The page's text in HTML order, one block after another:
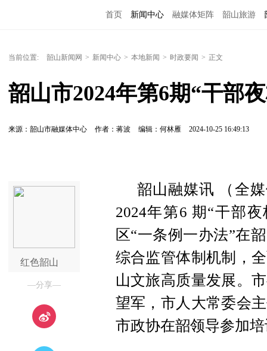
首页 新闻中心 融媒体矩阵 韶山旅游
当前位置: 韶山新闻网 > 新闻中心 > 本地新闻 > 时政要闻 > 正文
韶山市2024年第6期“干部
来源：韶山市融媒体中心 作者：蒋波 编辑：何林雁 2024-10-25 16:49:13
红色韶山
—分享—
韶山融媒讯 （全
2024年第6 期“干部
区“一条例一办法”在
综合监管体制机制，
山文旅高质量发展。
望军，市人大常委会
市政协在韶领导参加